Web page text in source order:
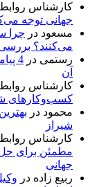
کارشناس
جهانی توجه
مسعود در چرا
می‌کنند؟
رستمی در
4
آن
کارشناس
کسب‌وکارهای
محمود در
شیراز
کارشناس
مطمئن برای
جهانی
ربیع زاده در